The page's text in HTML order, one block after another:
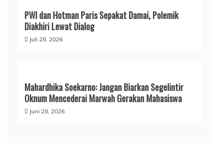
PWI dan Hotman Paris Sepakat Damai, Polemik
Diakhiri Lewat Dialog
Juli 28, 2026
Mahardhika Soekarno: Jangan Biarkan Segelintir
Oknum Mencederai Marwah Gerakan Mahasiswa
Juni 28, 2026